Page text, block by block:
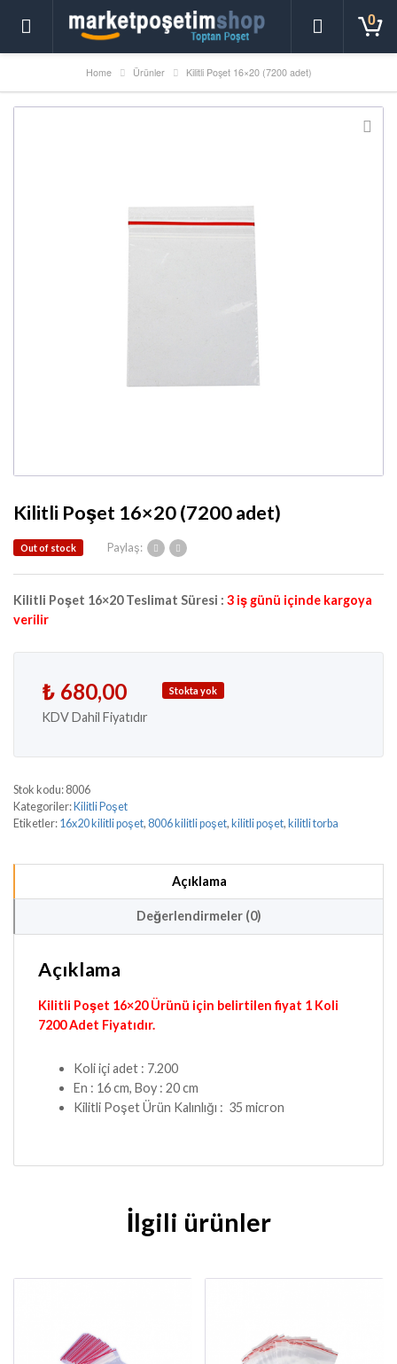
0
Home Ürünler Kilitli Poşet 16×20 (7200 adet)
Kilitli Poşet 16×20 (7200 adet)
Paylaş:
Out of stock
Kilitli Poşet 16×20 Teslimat Süresi : 3 iş günü içinde kargoya
verilir
₺ 680,00
KDV Dahil Fiyatıdır
Stokta yok
Stok kodu: 8006
Kategoriler: Kilitli Poşet
Etiketler: 16x20 kilitli poşet, 8006 kilitli poşet, kilitli poşet, kilitli torba
Açıklama
Değerlendirmeler (0)
Açıklama
Kilitli Poşet 16×20 Ürünü için belirtilen fiyat 1 Koli
7200 Adet Fiyatıdır.
Koli içi adet : 7.200
En : 16 cm, Boy : 20 cm
Kilitli Poşet Ürün Kalınlığı : 35 micron
İlgili ürünler